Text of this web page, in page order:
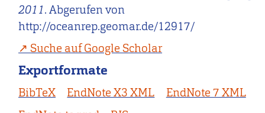
2011. Abgerufen von
http://oceanrep.geomar.de/12917/
Suche auf Google Scholar
Exportformate
BibTeX EndNote X3 XML
EndNote 7 XML